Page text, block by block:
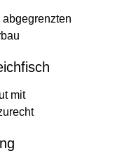
mit